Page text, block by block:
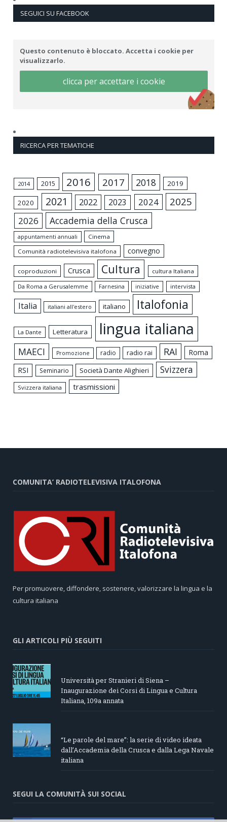
SEGUICI SU FACEBOOK
Questo contenuto è bloccato. Accetta i cookie per
visualizzarlo.
clicca per accettare i cookie
RICERCA PER TEMATICHE
2014 2015 2016 2017 2018 2019
2020 2021 2022 2023 2024 2025
2026 Accademia della Crusca
appuntamenti annuali
Cinema
Comunità radiotelevisiva italofona
convegno
coproduzioni Crusca Cultura
cultura Italiana
Da Roma a Gerusalemme
Farnesina iniziative intervista
Italia italiani all'estero italiano Italofonia
La Dante Letteratura lingua italiana
MAECI Promozione radio radio rai RAI
Roma
RSI
Seminario Società Dante Alighieri Svizzera
Svizzera italiana trasmissioni
COMUNITA’ RADIOTELEVISIVA ITALOFONA
Per promuovere, diffondere, sostenere, valorizzare la lingua e la
cultura italiana
GLI ARTICOLI PIÙ SEGUITI
Università per Stranieri di Siena –
Inaugurazione dei Corsi di Lingua e Cultura
Italiana, 109a annata
“Le parole del mare”: la serie di video ideata
dall’Accademia della Crusca e dalla Lega Navale
italiana
SEGUI LA COMUNITÀ SUI SOCIAL